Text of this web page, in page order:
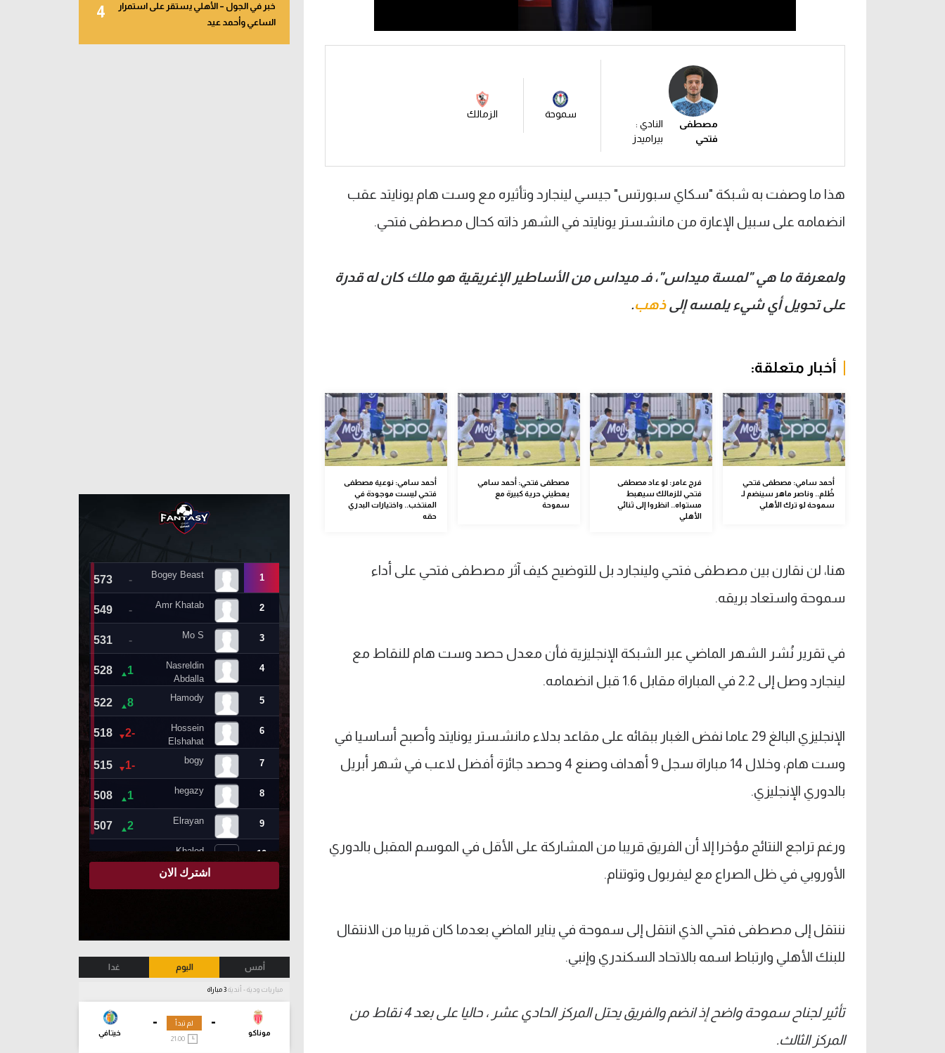
مصطفى
فتحي
النادي :
بيراميدز
سموحة الزمالك
هذا ما وصفت به شبكة "سكاي سبورتس" جيسي لينجارد وتأثيره مع وست هام يونايتد عقب
انضمامه على سبيل الإعارة من مانشستر يونايتد في الشهر ذاته كحال مصطفى فتحي.
ولمعرفة ما هي "لمسة ميداس"، فـ ميداس من الأساطير الإغريقية هو ملك كان له قدرة
على تحويل أي شيء يلمسه إلىذهب.
أخبار متعلقة:
أحمد سامي: مصطفى فتحي
ظُلم.. وناصر ماهر سينضم لـ
سموحة لو ترك الأهلي
فرج عامر: لو عاد مصطفى
فتحي للزمالك سيهبط
مستواه.. انظروا إلى ثنائي
الأهلي
مصطفى فتحي: أحمد سامي
يعطيني حرية كبيرة مع
سموحة
أحمد سامي: نوعية مصطفى
فتحي ليست موجودة في
المنتخب.. واختيارات البدري
حقه
هنا، لن نقارن بين مصطفى فتحي ولينجارد بل للتوضيح كيف آثر مصطفى فتحي على أداء
سموحة واستعاد بريقه.
في تقرير نُشر الشهر الماضي عبر الشبكة الإنجليزية فأن معدل حصد وست هام للنقاط مع
لينجارد وصل إلى 2.2 في المباراة مقابل 1.6 قبل انضمامه.
الإنجليزي البالغ 29 عاما نفض الغبار ببقائه على مقاعد بدلاء مانشستر يونايتد وأصبح أساسيا في
وست هام، وخلال 14 مباراة سجل 9 أهداف وصنع 4 وحصد جائزة أفضل لاعب في شهر أبريل
بالدوري الإنجليزي.
ورغم تراجع النتائج مؤخرا إلا أن الفريق قريبا من المشاركة على الأقل في الموسم المقبل بالدوري
الأوروبي في ظل الصراع مع ليفربول وتوتنام.
ننتقل إلى مصطفى فتحي الذي انتقل إلى سموحة في يناير الماضي بعدما كان قريبا من الانتقال
للبنك الأهلي وارتباط اسمه بالاتحاد السكندري وإنبي.
تأثير لجناح سموحة واضح إذ انضم والفريق يحتل المركز الحادي عشر ، حاليا على بعد 4 نقاط من
المركز الثالث.
4
خبر في الجول – الأهلي يستقر على استمرار
الساعي وأحمد عيد
أمس اليوم غدا
مباريات ودية - أندية
-
موناكو
-
خيتافي
لم تبدأ